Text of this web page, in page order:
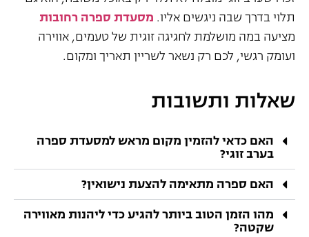
תלוי בדרך שבה ניגשים אליו. מסעדת ספרה רחובות
מציעה במה מושלמת לחגיגה זוגית של טעמים, אווירה
ועומק רגשי, לכם רק נשאר לשריין תאריך ומקום.
שאלות ותשובות
האם כדאי להזמין מקום מראש למסעדת ספרה
בערב זוגי?
האם ספרה מתאימה להצעת נישואין?
מהו הזמן הטוב ביותר להגיע כדי ליהנות מאווירה
שקטה?